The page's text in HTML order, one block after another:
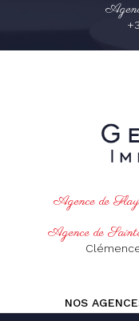
Agence de
Agence de
NOS